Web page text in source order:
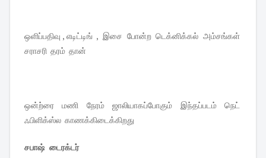
ஒளிப்பதிவு , எடிட்டிங் , இசை போன்ற டெக்னிக்கல் அம்சங்கள்
சராசரி தரம் தான்
ஒன்ற்ரை மணி நேரம் ஜாலியாகப்போகும் இந்தப்படம் நெட்
ஃபிளிக்ஸ்ல காணக்கிடைக்கிறது
சபாஷ் டைரக்டர்